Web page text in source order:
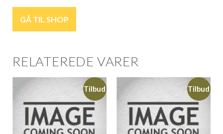
GÅ TIL SHOP
RELATEREDE VARER
Tilbud Tilbud